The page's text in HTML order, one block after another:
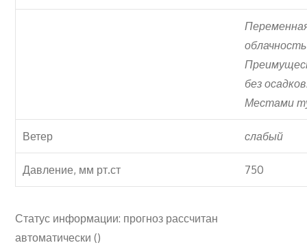
без
Местами
Ветер слабый
Давление, мм рт.ст 750
Статус информации: прогноз рассчитан
автоматически ()